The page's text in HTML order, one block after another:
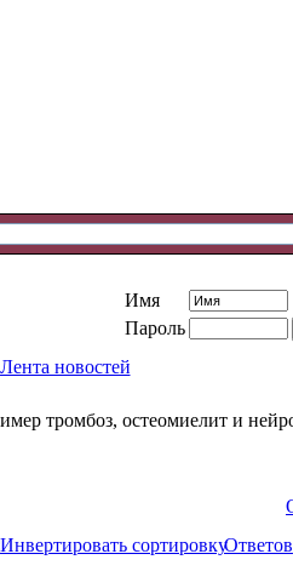
Имя
Пароль
Лента новостей
тромбоз, остеомиелит и
Ответов